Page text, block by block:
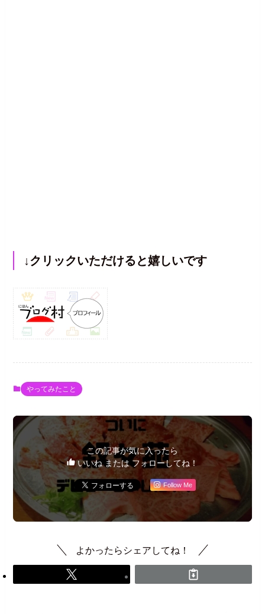
↓クリックいただけると嬉しいです
やってみたこと
この記事が気に入ったら
いいね または フォローしてね！
Follow Me
よかったらシェアしてね！